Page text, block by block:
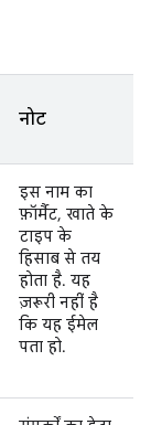
नोट
इस नाम का
फ़ॉर्मैट, खाते के
टाइप के
हिसाब से तय
होता है. यह
ज़रूरी नहीं है
कि यह ईमेल
पता हो.